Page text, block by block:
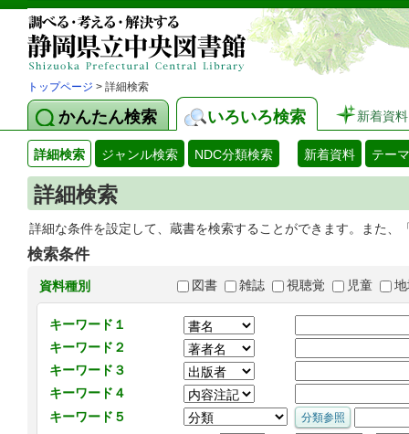
トップページ > 詳細検索
かんたん検索 いろいろ検索 新着資料
詳細検索 ジャンル検索 NDC分類検索 新着資料 テー
詳細検索
詳細な条件を設定して、蔵書を検索することができます。また
検索条件
資料種別 図書 雑誌 視聴覚 児童
キーワード１
キーワード２
キーワード３
キーワード４
キーワード５